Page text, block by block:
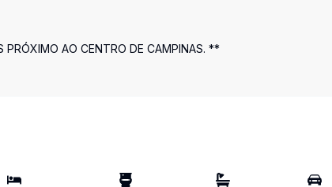
PRÓXIMO AO CENTRO DE CAMPINAS. **